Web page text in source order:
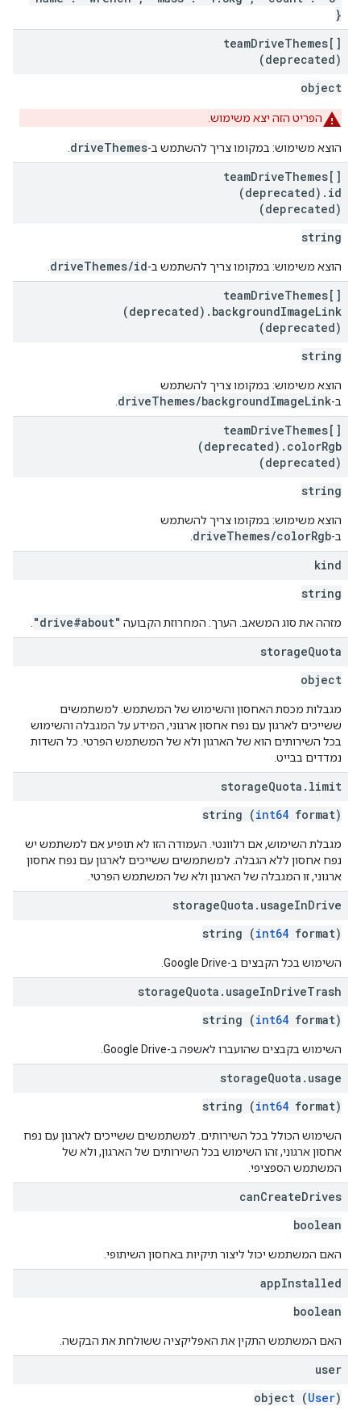
}
teamDriveThemes[]
(deprecated)
object
הפריט הזה יצא משימוש.
הוצא משימוש: במקומו צריך להשתמש ב-driveThemes
teamDriveThemes[]
(deprecated) . id
(deprecated)
string
הוצא משימוש: במקומו צריך להשתמש ב-driveThemes/id
teamDriveThemes[]
(deprecated) . backgroundImageLink
(deprecated)
string
הוצא משימוש: במקומו צריך להשתמש
ב-driveThemes/backgroundImageLink
teamDriveThemes[]
(deprecated) . colorRgb
(deprecated)
string
הוצא משימוש: במקומו צריך להשתמש
ב-driveThemes/colorRgb
kind
string
מזהה את סוג המשאב. הערך: המחרוזת הקבועה "drive#about"
storageQuota
object
מגבלות מכסת האחסון והשימוש של המשתמש. למשתמשים
ששייכים לארגון עם נפח אחסון ארגוני, המידע על המגבלה והשימוש
בכל השירותים הוא של הארגון ולא של המשתמש הפרטי. כל השדות
נמדדים בבייט.
storageQuota . limit
string (int64 format)
מגבלת השימוש, אם רלוונטי. העמודה הזו לא תופיע אם למשתמש יש
נפח אחסון ללא הגבלה. למשתמשים ששייכים לארגון עם נפח אחסון
ארגוני, זו המגבלה של הארגון ולא של המשתמש הפרטי.
storageQuota . usageInDrive
string (int64 format)
השימוש בכל הקבצים ב-Google Drive.
storageQuota . usageInDriveTrash
string (int64 format)
השימוש בקבצים שהועברו לאשפה ב-Google Drive.
storageQuota . usage
string (int64 format)
השימוש הכולל בכל השירותים. למשתמשים ששייכים לארגון עם נפח
אחסון ארגוני, זהו השימוש בכל השירותים של הארגון, ולא של
המשתמש הספציפי.
canCreateDrives
boolean
האם המשתמש יכול ליצור תיקיות באחסון השיתופי.
appInstalled
boolean
האם המשתמש התקין את האפליקציה ששולחת את הבקשה.
user
object (User)